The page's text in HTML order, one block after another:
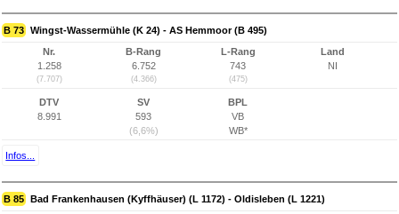
B 73 Wingst-Wassermühle (K 24) - AS Hemmoor (B 495)
Nr.
1.258
(7.707)
B-Rang
6.752
(4.366)
L-Rang
743
(475)
Land
NI
DTV
8.991
SV
593
(6,6%)
BPL
VB
WB*
Infos...
B 85 Bad Frankenhausen (Kyffhäuser) (L 1172) - Oldisleben (L 1221)